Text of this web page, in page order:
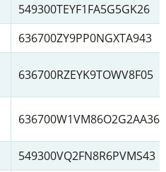
549300TEYF1FA5G5GK26
636700ZY9PP0NGXTA943
636700RZEYK9TOWV8F05
636700W1VM86O2G2AA36
549300VQ2FN8R6PVMS43